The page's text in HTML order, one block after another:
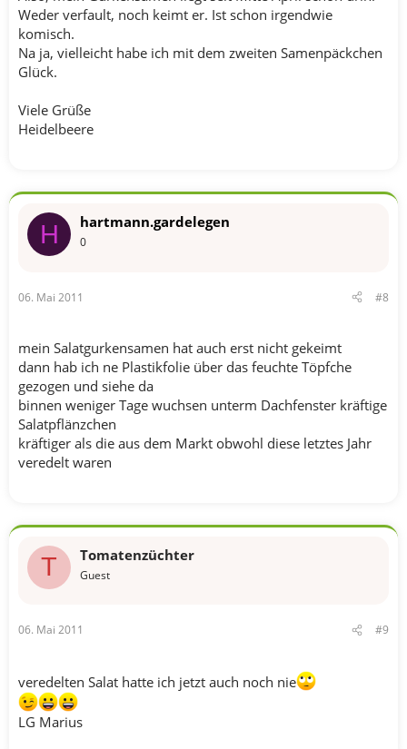
Weder verfault, noch keimt er. Ist schon irgendwie
komisch.
Na ja, vielleicht habe ich mit dem zweiten Samenpäckchen
Glück.
Viele Grüße
Heidelbeere
H hartmann.gardelegen
0
06. Mai 2011 #8
mein Salatgurkensamen hat auch erst nicht gekeimt
dann hab ich ne Plastikfolie über das feuchte Töpfche
gezogen und siehe da
binnen weniger Tage wuchsen unterm Dachfenster kräftige
Salatpflänzchen
kräftiger als die aus dem Markt obwohl diese letztes Jahr
veredelt waren
T Tomatenzüchter
Guest
06. Mai 2011 #9
veredelten Salat hatte ich jetzt auch noch nie
LG Marius